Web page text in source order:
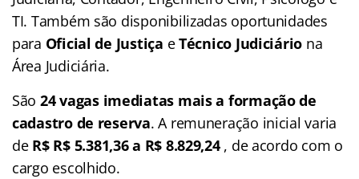
TI. Também são disponibilizadas oportunidades
para Oficial de Justiça eTécnico Judiciário na
Área Judiciária.
São 24 vagas imediatas mais a formação de
cadastro de reserva. A remuneração inicial varia
de R$ R$ 5.381,36 a R$ 8.829,24 , de acordo com o
cargo escolhido.